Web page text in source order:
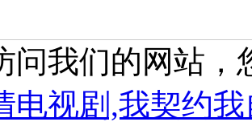
问我们的网站，
电视剧,我契约